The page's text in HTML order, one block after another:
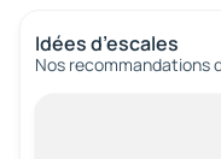
Idées d’escales
Nos recommandations